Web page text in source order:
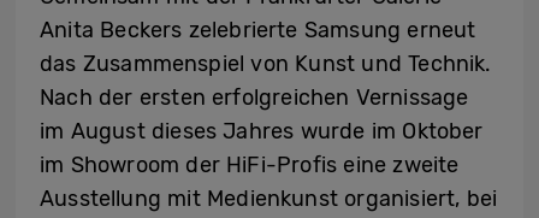
Anita Beckers zelebrierte Samsung erneut
das Zusammenspiel von Kunst und Technik.
Nach der ersten erfolgreichen Vernissage
im August dieses Jahres wurde im Oktober
im Showroom der HiFi-Profis eine zweite
Ausstellung mit Medienkunst organisiert, bei